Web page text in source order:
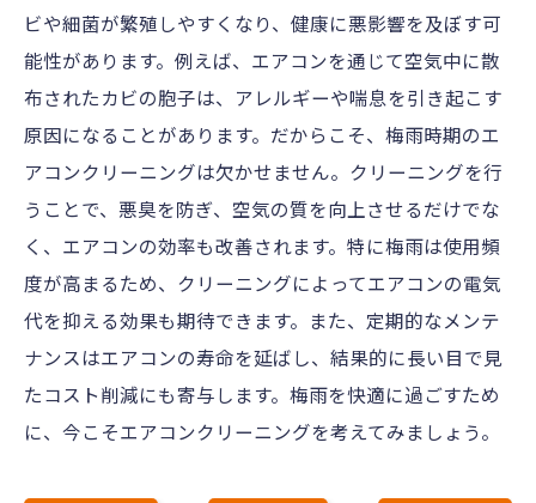
ビや細菌が繁殖しやすくなり、健康に悪影響を及ぼす可
能性があります。例えば、エアコンを通じて空気中に散
布されたカビの胞子は、アレルギーや喘息を引き起こす
原因になることがあります。だからこそ、梅雨時期のエ
アコンクリーニングは欠かせません。クリーニングを行
うことで、悪臭を防ぎ、空気の質を向上させるだけでな
く、エアコンの効率も改善されます。特に梅雨は使用頻
度が高まるため、クリーニングによってエアコンの電気
代を抑える効果も期待できます。また、定期的なメンテ
ナンスはエアコンの寿命を延ばし、結果的に長い目で見
たコスト削減にも寄与します。梅雨を快適に過ごすため
に、今こそエアコンクリーニングを考えてみましょう。